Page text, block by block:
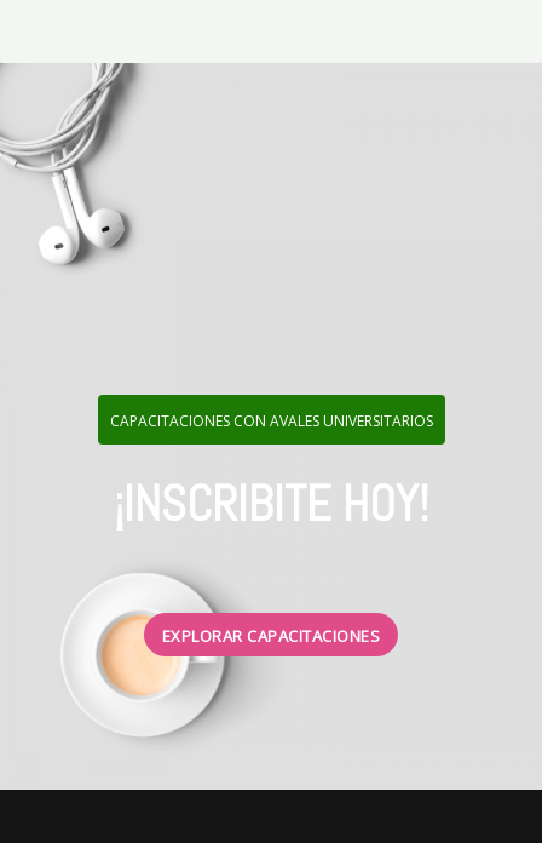
CAPACITACIONES CON AVALES UNIVERSITARIOS
¡INSCRIBITE HOY!
EXPLORAR CAPACITACIONES